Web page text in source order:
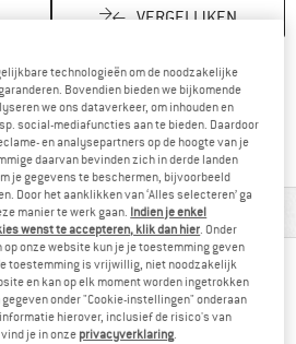
VERGELIJKEN
€ 69 (NL)Vind hier de
Vind de betalingsinformatie hier!
klanten
& KENMERKEN
DIT BEKEKEN HEBBEN,
OOK NAAR
technologieën om de noodzakelijke
Bovendien bieden we bijkomende
we ons dataverkeer, om inhouden en
social-mediafuncties aan te bieden. Daardoor
en analysepartners op de hoogte van je
daarvan bevinden zich in derde landen
je gegevens te beschermen, bijvoorbeeld
Door het aanklikken van ‘Alles selecteren’ ga
manier te werk gaan. Indien je enkel
wenst te accepteren, klik dan hier. Onder
op onze website kun je je toestemming geven
toestemming is vrijwillig, niet noodzakelijk
en kan op elk moment worden ingetrokken
onder "Cookie-instellingen" onderaan
hierover, inclusief de risico's van
je in onze privacyverklaring.